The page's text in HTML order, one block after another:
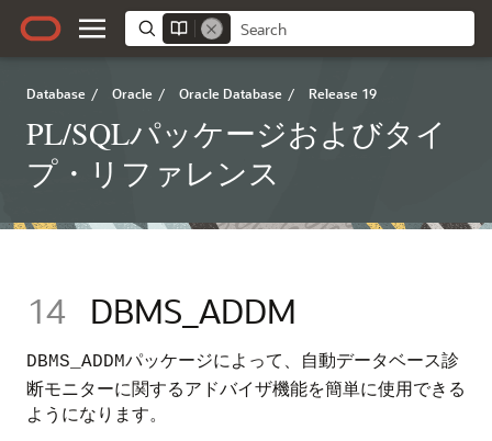
Database / Oracle / Oracle Database / Release 19
PL/SQLパッケージおよびタイ
プ・リファレンス
14 DBMS_ADDM
DBMS_ADDMパッケージによって、自動データベース診
断モニターに関するアドバイザ機能を簡単に使用できる
ようになります。